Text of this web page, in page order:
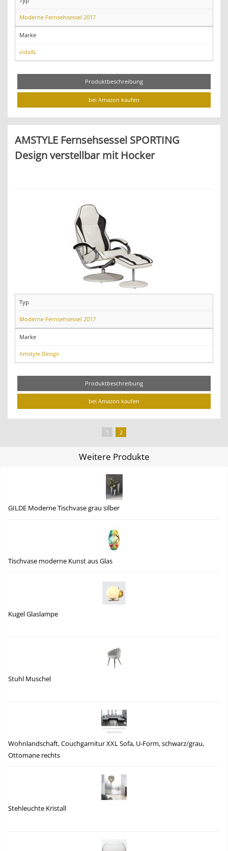
Moderne Fernsehsessel 2017
Marke
vidaXL
Produktbeschreibung
bei Amazon kaufen
AMSTYLE Fernsehsessel SPORTING
Design verstellbar mit Hocker
Typ
Moderne Fernsehsessel 2017
Marke
Amstyle Design
Produktbeschreibung
bei Amazon kaufen
1 2
Weitere Produkte
GILDE Moderne Tischvase grau silber
Tischvase moderne Kunst aus Glas
Kugel Glaslampe
Stuhl Muschel
Wohnlandschaft, Couchgarnitur XXL Sofa, U-Form, schwarz/grau,
Ottomane rechts
Stehleuchte Kristall